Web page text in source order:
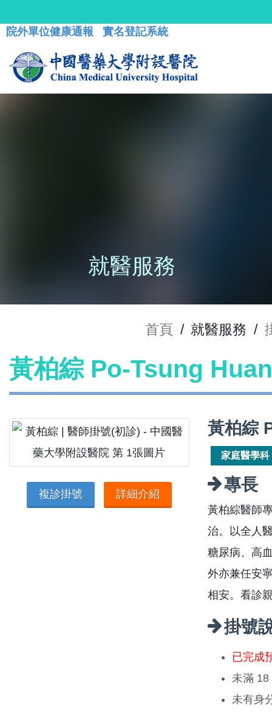
院外單位健康通報 實名登記系統
就醫服務
首頁 / 就醫服務 /
黃柏綜 Po-Tsung
複診掛號 詳細介紹
黃柏綜
家庭醫學科
專長
黃柏綜醫師
治。以全人
糖尿病、高
外亦兼任安
相安。看診
掛號
已完成
未滿 18
未有身